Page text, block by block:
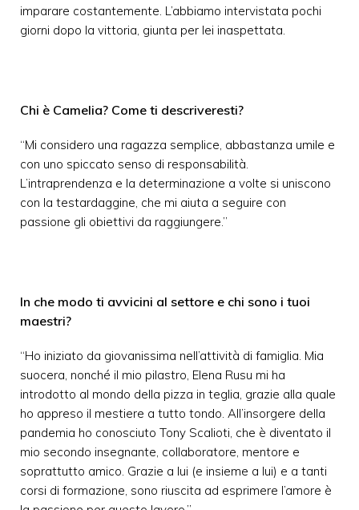
imparare costantemente. L’abbiamo intervistata pochi
giorni dopo la vittoria, giunta per lei inaspettata.
Chi è Camelia? Come ti descriveresti?
“Mi considero una ragazza semplice, abbastanza umile e
con uno spiccato senso di responsabilità.
L’intraprendenza e la determinazione a volte si uniscono
con la testardaggine, che mi aiuta a seguire con
passione gli obiettivi da raggiungere.”
In che modo ti avvicini al settore e chi sono i tuoi
maestri?
“Ho iniziato da giovanissima nell’attività di famiglia. Mia
suocera, nonché il mio pilastro, Elena Rusu mi ha
introdotto al mondo della pizza in teglia, grazie alla quale
ho appreso il mestiere a tutto tondo. All’insorgere della
pandemia ho conosciuto Tony Scalioti, che è diventato il
mio secondo insegnante, collaboratore, mentore e
soprattutto amico. Grazie a lui (e insieme a lui) e a tanti
corsi di formazione, sono riuscita ad esprimere l’amore è